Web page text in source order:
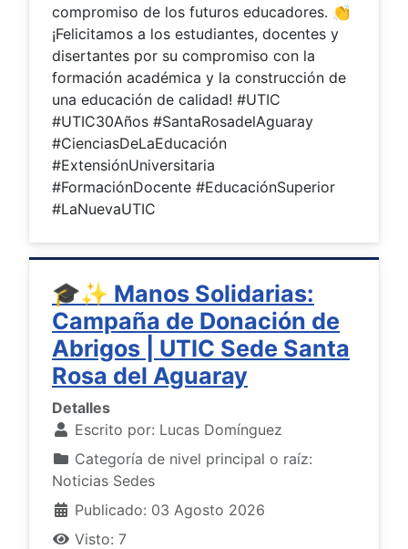
compromiso de los futuros educadores. 👏
¡Felicitamos a los estudiantes, docentes y
disertantes por su compromiso con la
formación académica y la construcción de
una educación de calidad! #UTIC
#UTIC30Años #SantaRosadelAguaray
#CienciasDeLaEducación
#ExtensiónUniversitaria
#FormaciónDocente #EducaciónSuperior
#LaNuevaUTIC
🎓✨ Manos Solidarias:
Campaña de Donación de
Abrigos | UTIC Sede Santa
Rosa del Aguaray
Detalles
Escrito por: Lucas Domínguez
Categoría de nivel principal o raíz:
Noticias Sedes
Publicado: 03 Agosto 2026
Visto: 7